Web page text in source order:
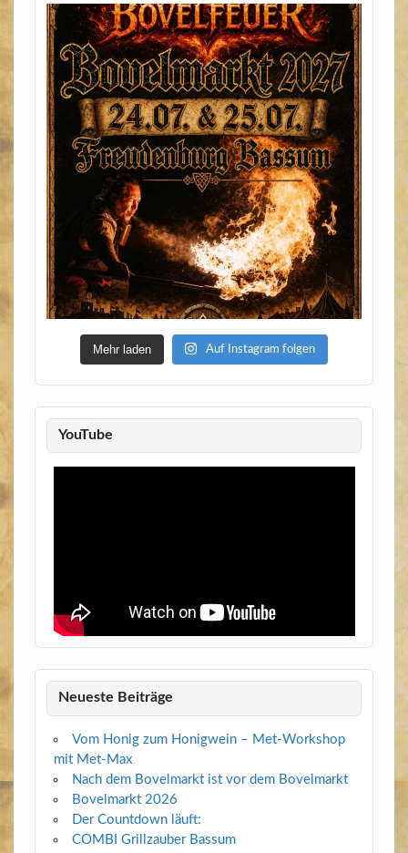
Mehr laden Auf Instagram folgen
YouTube
Neueste Beiträge
Vom Honig zum Honigwein – Met-Workshop
mit Met-Max
Nach dem Bovelmarkt ist vor dem Bovelmarkt
Bovelmarkt 2026
Der Countdown läuft:
COMBI Grillzauber Bassum